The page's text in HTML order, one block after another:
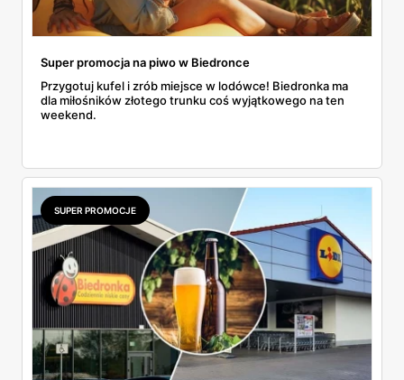
Super promocja na piwo w Biedronce
Przygotuj kufel i zrób miejsce w lodówce! Biedronka ma
dla miłośników złotego trunku coś wyjątkowego na ten
weekend.
SUPER PROMOCJE